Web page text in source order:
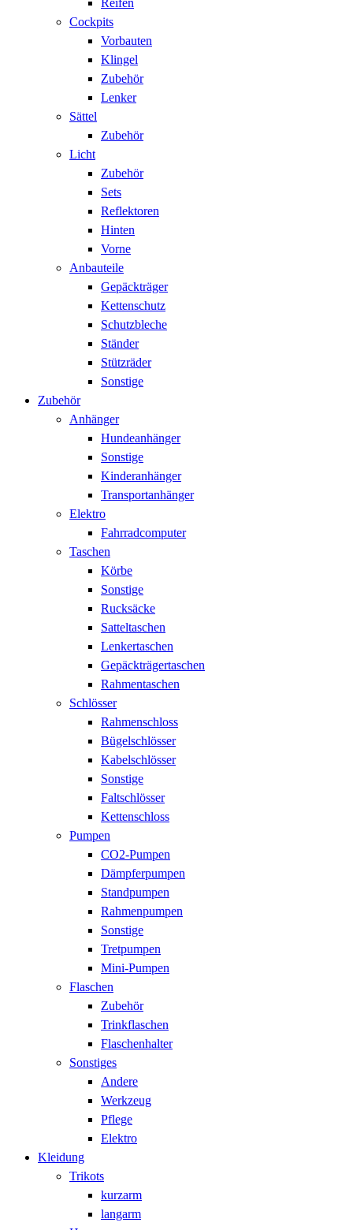
Cockpits
Vorbauten
Klingel
Zubehör
Lenker
Sättel
Zubehör
Licht
Zubehör
Sets
Reflektoren
Hinten
Vorne
Anbauteile
Gepäckträger
Kettenschutz
Schutzbleche
Ständer
Stützräder
Sonstige
Zubehör
Anhänger
Hundeanhänger
Sonstige
Kinderanhänger
Transportanhänger
Elektro
Fahrradcomputer
Taschen
Körbe
Sonstige
Rucksäcke
Satteltaschen
Lenkertaschen
Gepäckträgertaschen
Rahmentaschen
Schlösser
Rahmenschloss
Bügelschlösser
Kabelschlösser
Sonstige
Faltschlösser
Kettenschloss
Pumpen
CO2-Pumpen
Dämpferpumpen
Standpumpen
Rahmenpumpen
Sonstige
Tretpumpen
Mini-Pumpen
Flaschen
Zubehör
Trinkflaschen
Flaschenhalter
Sonstiges
Andere
Werkzeug
Pflege
Elektro
Kleidung
Trikots
kurzarm
langarm